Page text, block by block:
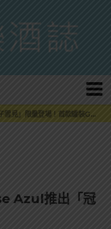
萬眾敲碗如期回歸！SUNMAI金色三麥3度攜手花蓮瓜農品牌「阿強西瓜」
三得利六ROKU琴酒旬系列「柚子雪見」限量登場！首款罐裝GIN SODA 10月同步上市
烈酒產業再次迎來重磅利多
Azul推出「冠